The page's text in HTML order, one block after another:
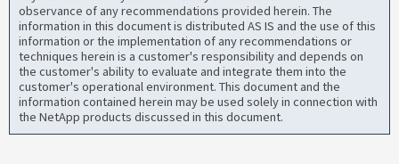
observance of any recommendations provided herein. The
information in this document is distributed AS IS and the use of this
information or the implementation of any recommendations or
techniques herein is a customer's responsibility and depends on
the customer's ability to evaluate and integrate them into the
customer's operational environment. This document and the
information contained herein may be used solely in connection with
the NetApp products discussed in this document.